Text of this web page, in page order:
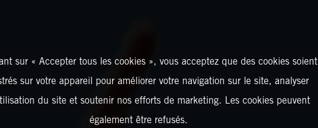
sur « Accepter tous les cookies », vous acceptez que des cookies soient
sur votre appareil pour améliorer votre navigation sur le site, analyser
du site et soutenir nos efforts de marketing. Les cookies peuvent
également être refusés.